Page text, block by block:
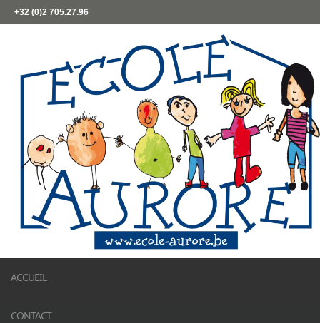
+32 (0)2 705.27.96
ACCUEIL
CONTACT